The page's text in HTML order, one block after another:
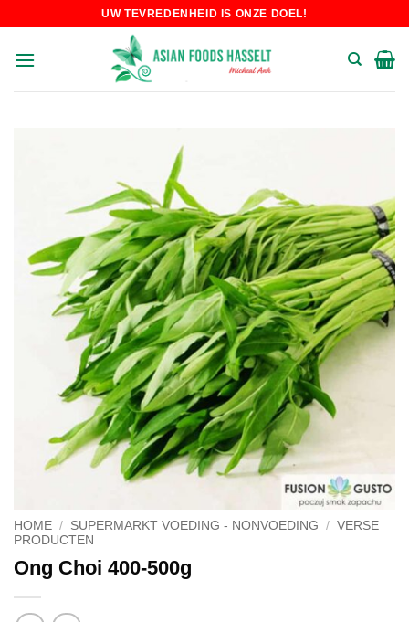
content
UW TEVREDENHEID IS ONZE DOEL!
HOME / SUPERMARKT VOEDING - NONVOEDING / VERSE
PRODUCTEN
Ong Choi 400-500g